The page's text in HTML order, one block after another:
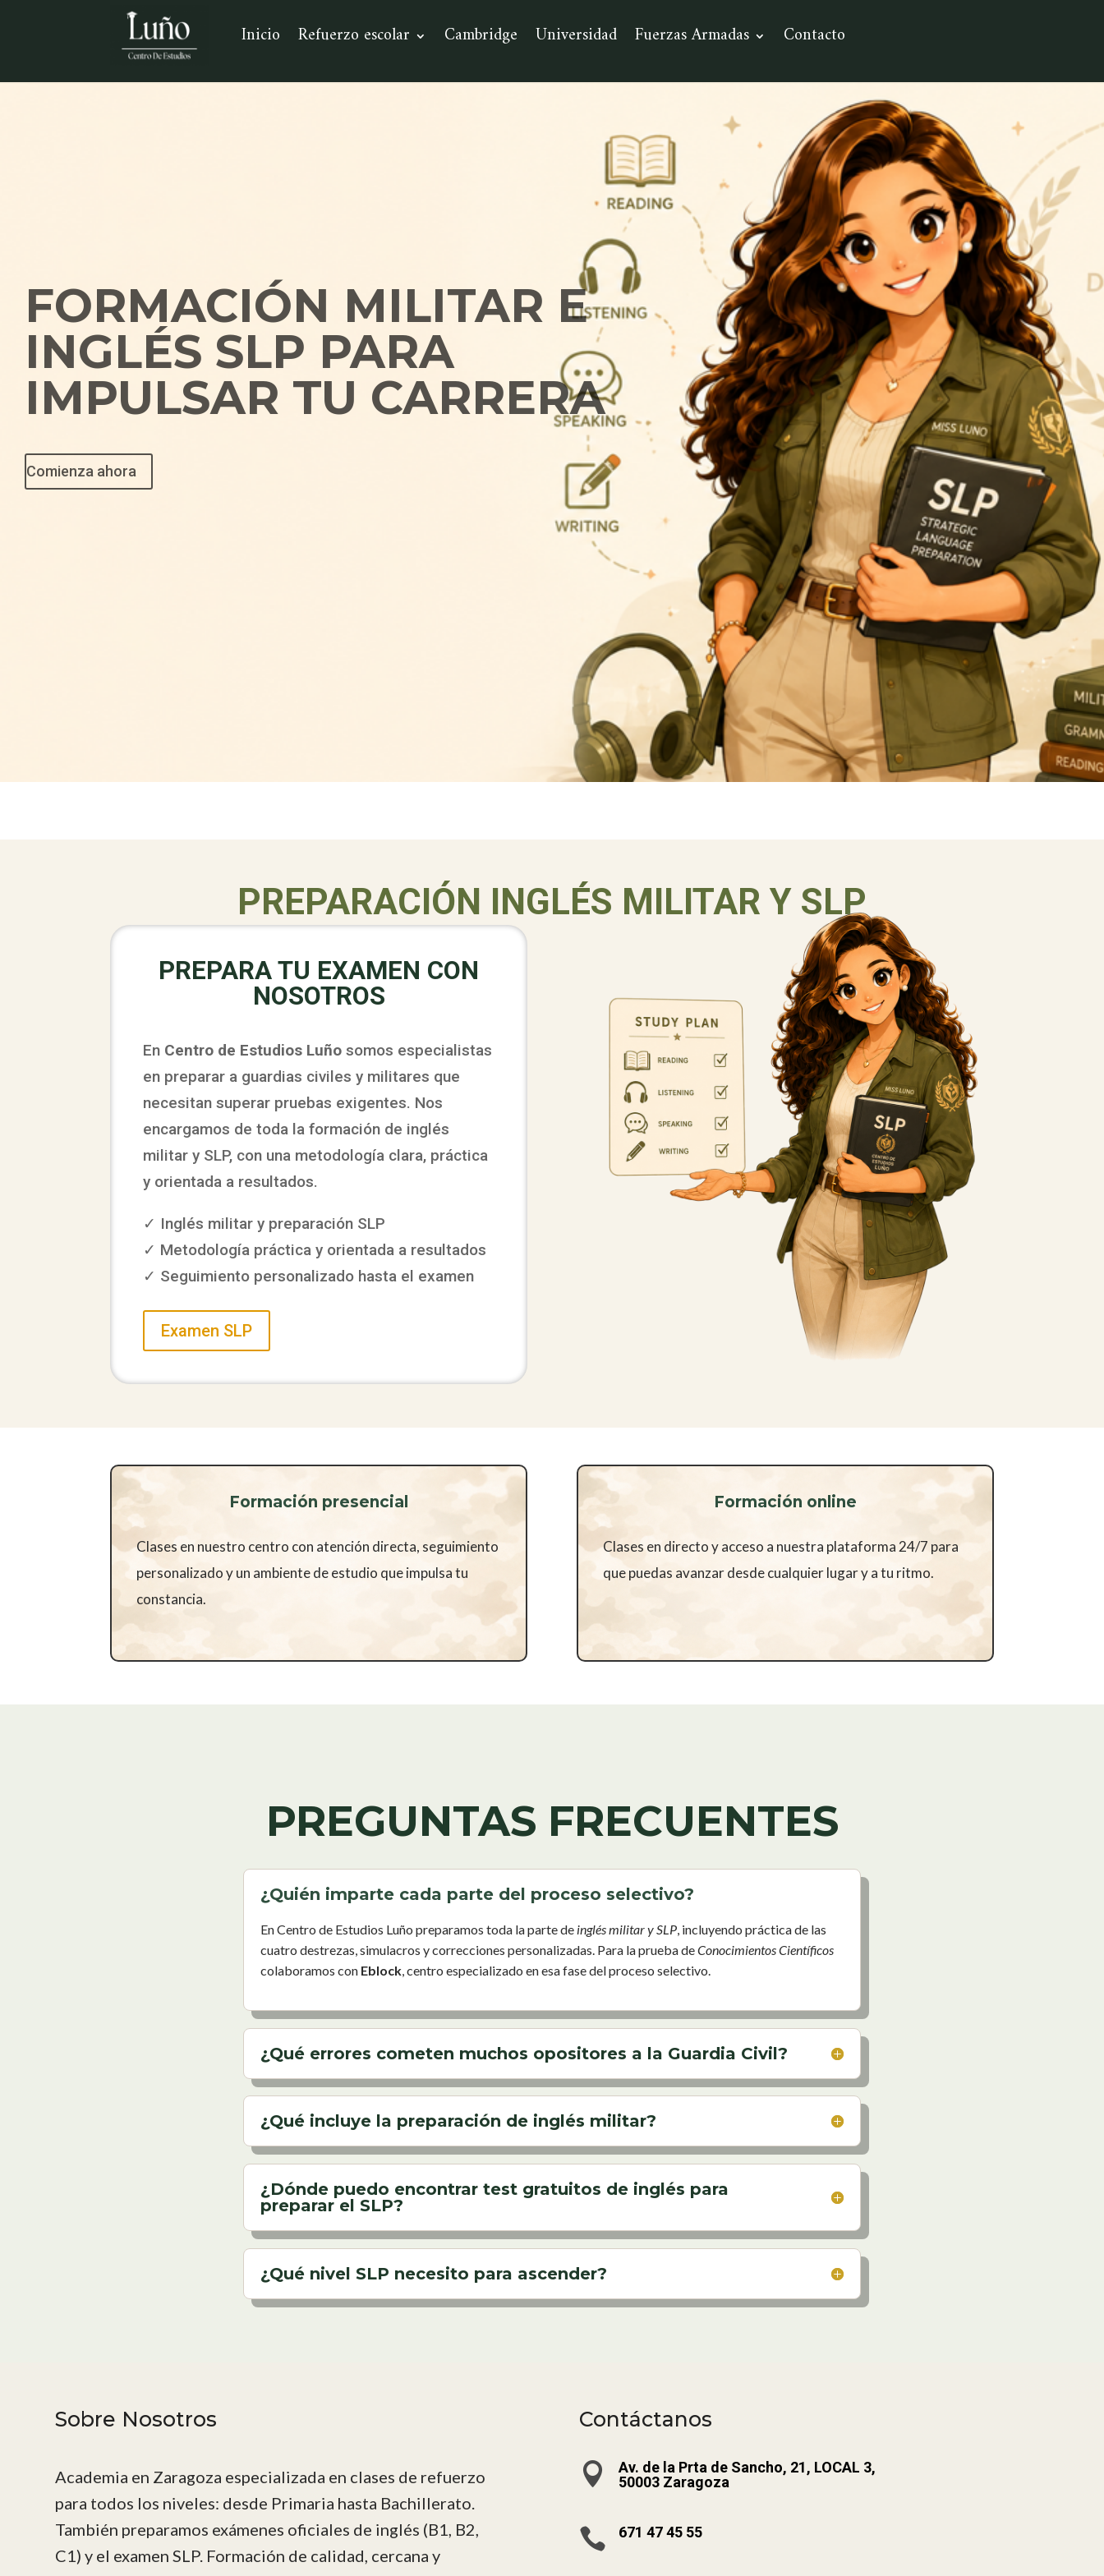
Inicio Refuerzo escolar Cambridge Universidad Fuerzas Armadas Contacto
FORMACIÓN MILITAR E
INGLÉS SLP PARA
IMPULSAR TU CARRERA
Comienza ahora
PREPARACIÓN INGLÉS MILITAR Y SLP
PREPARA TU EXAMEN CON
NOSOTROS
En Centro de Estudios Luño somos especialistas
en preparar a guardias civiles y militares que
necesitan superar pruebas exigentes. Nos
encargamos de toda la formación de inglés
militar y SLP, con una metodología clara, práctica
y orientada a resultados.
✓ Inglés militar y preparación SLP
✓ Metodología práctica y orientada a resultados
✓ Seguimiento personalizado hasta el examen
Examen SLP
Formación presencial
Clases en nuestro centro con atención directa, seguimiento
personalizado y un ambiente de estudio que impulsa tu
constancia.
Formación online
Clases en directo y acceso a nuestra plataforma 24/7 para
que puedas avanzar desde cualquier lugar y a tu ritmo.
PREGUNTAS FRECUENTES
¿Quién imparte cada parte del proceso selectivo?
EnCentro de Estudios Luño preparamos toda lapartede inglésmilitarySLP, incluyendo prácticade las
cuatro destrezas,simulacros ycorrecciones personalizadas. Para lapruebadeConocimientosCientíficos
colaboramos con Eblock,centro especializado enesafasedelproceso selectivo.
¿Qué errores cometen muchos opositores a la Guardia Civil?
¿Qué incluye la preparación de inglés militar?
¿Dónde puedo encontrar test gratuitos de inglés para
preparar el SLP?
¿Qué nivel SLP necesito para ascender?
Sobre Nosotros
Academia en Zaragoza especializada en clases de refuerzo
para todos los niveles: desde Primaria hasta Bachillerato.
También preparamos exámenes oficiales de inglés (B1, B2,
C1) y el examen SLP. Formación de calidad, cercana y
Contáctanos

Av. de la Prta de Sancho, 21, LOCAL 3,
50003 Zaragoza
 671 47 45 55